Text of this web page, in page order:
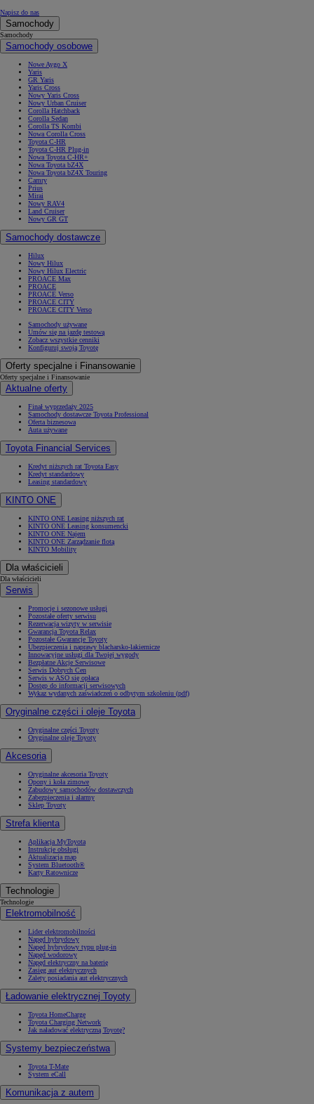
Napisz do nas
Samochody
Samochody
Samochody osobowe
Nowe Aygo X
Yaris
GR Yaris
Yaris Cross
Nowy Yaris Cross
Nowy Urban Cruiser
Corolla Hatchback
Corolla Sedan
Corolla TS Kombi
Nowa Corolla Cross
Toyota C-HR
Toyota C-HR Plug-in
Nowa Toyota C-HR+
Nowa Toyota bZ4X
Nowa Toyota bZ4X Touring
Camry
Prius
Mirai
Nowy RAV4
Land Cruiser
Nowy GR GT
Samochody dostawcze
Hilux
Nowy Hilux
Nowy Hilux Electric
PROACE Max
PROACE
PROACE Verso
PROACE CITY
PROACE CITY Verso
Samochody używane
Umów się na jazdę testową
Zobacz wszystkie cenniki
Konfiguruj swoją Toyotę
Oferty specjalne i Finansowanie
Oferty specjalne i Finansowanie
Aktualne oferty
Finał wyprzedaży 2025
Samochody dostawcze Toyota Professional
Oferta biznesowa
Auta używane
Toyota Financial Services
Kredyt niższych rat Toyota Easy
Kredyt standardowy
Leasing standardowy
KINTO ONE
KINTO ONE Leasing niższych rat
KINTO ONE Leasing konsumencki
KINTO ONE Najem
KINTO ONE Zarządzanie flotą
KINTO Mobility
Dla właścicieli
Dla właścicieli
Serwis
Promocje i sezonowe usługi
Pozostałe oferty serwisu
Rezerwacja wizyty w serwisie
Gwarancja Toyota Relax
Pozostałe Gwarancje Toyoty
Ubezpieczenia i naprawy blacharsko-lakiernicze
Innowacyjne usługi dla Twojej wygody
Bezpłatne Akcje Serwisowe
Serwis Dobrych Cen
Serwis w ASO się opłaca
Dostęp do informacji serwisowych
Wykaz wydanych zaświadczeń o odbytym szkoleniu (pdf)
Oryginalne części i oleje Toyota
Oryginalne części Toyoty
Oryginalne oleje Toyoty
Akcesoria
Oryginalne akcesoria Toyoty
Opony i koła zimowe
Zabudowy samochodów dostawczych
Zabezpieczenia i alarmy
Sklep Toyoty
Strefa klienta
Aplikacja MyToyota
Instrukcje obsługi
Aktualizacja map
System Bluetooth®
Karty Ratownicze
Technologie
Technologie
Elektromobilność
Lider elektromobilności
Napęd hybrydowy
Napęd hybrydowy typu plug-in
Napęd wodorowy
Napęd elektryczny na baterię
Zasięg aut elektrycznych
Zalety posiadania aut elektrycznych
Ładowanie elektrycznej Toyoty
Toyota HomeCharge
Toyota Charging Network
Jak naładować elektryczną Toyotę?
Systemy bezpieczeństwa
Toyota T-Mate
System eCall
Komunikacja z autem